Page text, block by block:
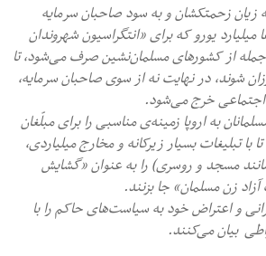
زحمتکشان و به سود صاحبان سرمایه
یورو که برای «انتگراسیون شهروندان
جمله از کشورهای مسلمان‌نشین صرف می‌شود، تا
شوند، در نهایت نه از سوی صاحبان سرمایه،
خرج می‌شود.
به اروپا زمینه‌ی مناسبی را برای مبلّغان
با تبلیغات بسیار زیرکانه و مخارج میلیاردی،
مسجد و روسری) را به عنوان «گشایش
زن مسلمان» جا بزنند.
و اعتراض خود به سیاست‌های حاکم را با
بیان می‌کنند.